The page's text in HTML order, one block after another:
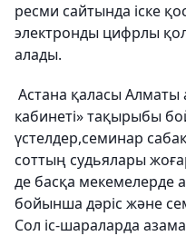
ресми сайтында іске
электронды цифрлы
алады.
Астана қаласы Алматы
кабинеті» тақырыбы
үстелдер,семинар
соттың судьялары
де басқа мекемелерде
бойынша дәріс және
Сол іс-шараларда